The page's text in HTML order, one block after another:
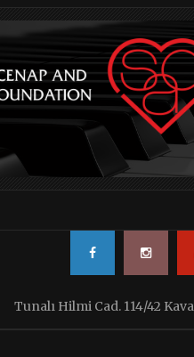
Tunalı Hilmi Cad. 114/42